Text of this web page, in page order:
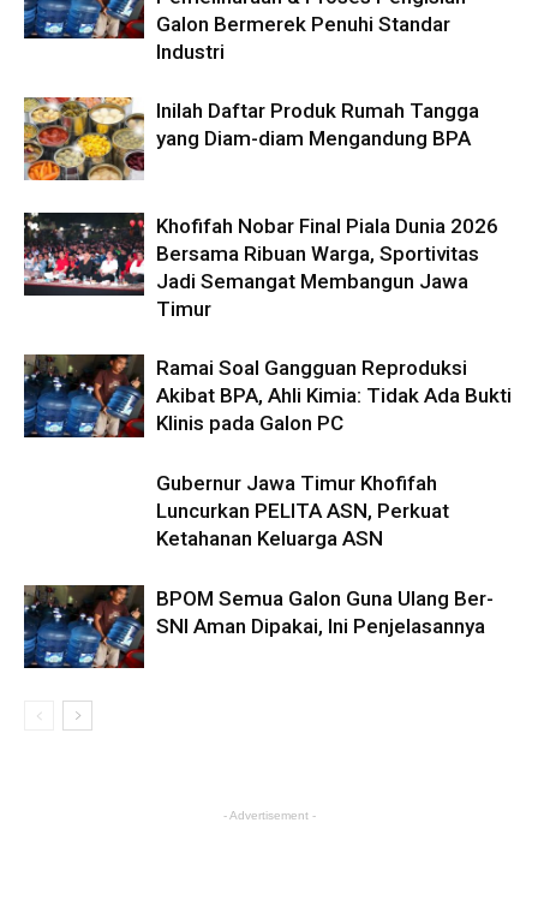
Galon Bermerek Penuhi Standar
Industri
Inilah Daftar Produk Rumah Tangga
yang Diam-diam Mengandung BPA
Khofifah Nobar Final Piala Dunia 2026
Bersama Ribuan Warga, Sportivitas
Jadi Semangat Membangun Jawa
Timur
Ramai Soal Gangguan Reproduksi
Akibat BPA, Ahli Kimia: Tidak Ada Bukti
Klinis pada Galon PC
Gubernur Jawa Timur Khofifah
Luncurkan PELITA ASN, Perkuat
Ketahanan Keluarga ASN
BPOM Semua Galon Guna Ulang Ber-
SNI Aman Dipakai, Ini Penjelasannya
- Advertisement -